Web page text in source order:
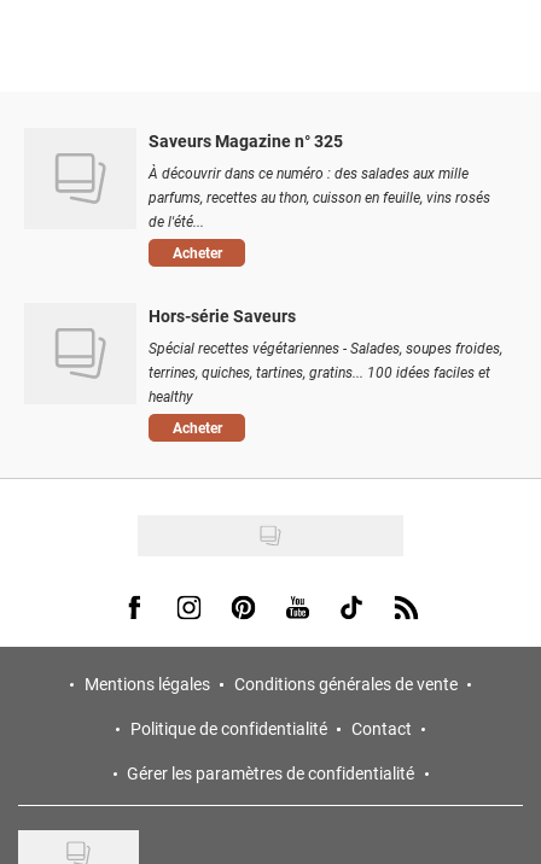
Saveurs Magazine n° 325
À découvrir dans ce numéro : des salades aux mille
parfums, recettes au thon, cuisson en feuille, vins rosés
de l'été...
Acheter
Hors-série Saveurs
Spécial recettes végétariennes - Salades, soupes froides,
terrines, quiches, tartines, gratins... 100 idées faciles et
healthy
Acheter
Visit us on Facebook
Visit us on Instagram
Visit us on Pinterest
Visit us on Youtube
Visit us on Tiktok
Visit us on Rss
Mentions légales
Conditions générales de vente
Politique de confidentialité
Contact
Gérer les paramètres de confidentialité